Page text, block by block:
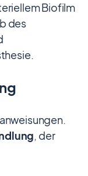
Biofilm
des
, der